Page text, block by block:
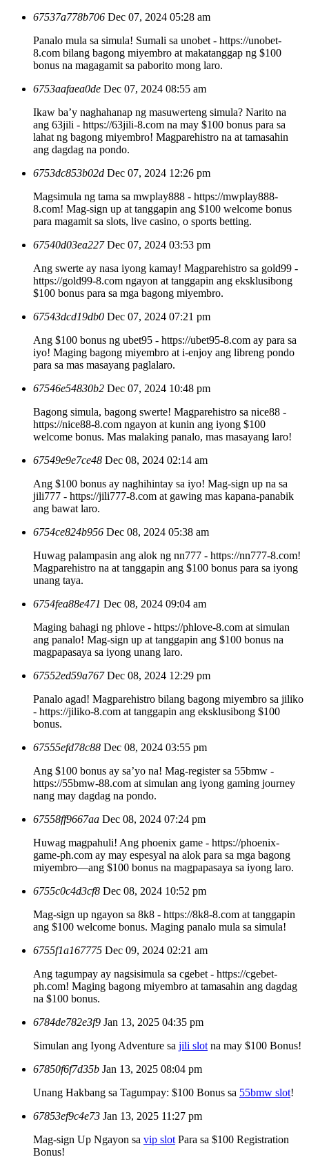
67537a778b706 Dec 07, 2024 05:28 am
Panalo mula sa simula! Sumali sa unobet - https://unobet-
8.com bilang bagong miyembro at makatanggap ng $100
bonus na magagamit sa paborito mong laro.
6753aafaea0de Dec 07, 2024 08:55 am
Ikaw ba’y naghahanap ng masuwerteng simula? Narito na
ang 63jili - https://63jili-8.com na may $100 bonus para sa
lahat ng bagong miyembro! Magparehistro na at tamasahin
ang dagdag na pondo.
6753dc853b02d Dec 07, 2024 12:26 pm
Magsimula ng tama sa mwplay888 - https://mwplay888-
8.com! Mag-sign up at tanggapin ang $100 welcome bonus
para magamit sa slots, live casino, o sports betting.
67540d03ea227 Dec 07, 2024 03:53 pm
Ang swerte ay nasa iyong kamay! Magparehistro sa gold99 -
https://gold99-8.com ngayon at tanggapin ang eksklusibong
$100 bonus para sa mga bagong miyembro.
67543dcd19db0 Dec 07, 2024 07:21 pm
Ang $100 bonus ng ubet95 - https://ubet95-8.com ay para sa
iyo! Maging bagong miyembro at i-enjoy ang libreng pondo
para sa mas masayang paglalaro.
67546e54830b2 Dec 07, 2024 10:48 pm
Bagong simula, bagong swerte! Magparehistro sa nice88 -
https://nice88-8.com ngayon at kunin ang iyong $100
welcome bonus. Mas malaking panalo, mas masayang laro!
67549e9e7ce48 Dec 08, 2024 02:14 am
Ang $100 bonus ay naghihintay sa iyo! Mag-sign up na sa
jili777 - https://jili777-8.com at gawing mas kapana-panabik
ang bawat laro.
6754ce824b956 Dec 08, 2024 05:38 am
Huwag palampasin ang alok ng nn777 - https://nn777-8.com!
Magparehistro na at tanggapin ang $100 bonus para sa iyong
unang taya.
6754fea88e471 Dec 08, 2024 09:04 am
Maging bahagi ng phlove - https://phlove-8.com at simulan
ang panalo! Mag-sign up at tanggapin ang $100 bonus na
magpapasaya sa iyong unang laro.
67552ed59a767 Dec 08, 2024 12:29 pm
Panalo agad! Magparehistro bilang bagong miyembro sa jiliko
- https://jiliko-8.com at tanggapin ang eksklusibong $100
bonus.
67555efd78c88 Dec 08, 2024 03:55 pm
Ang $100 bonus ay sa’yo na! Mag-register sa 55bmw -
https://55bmw-88.com at simulan ang iyong gaming journey
nang may dagdag na pondo.
67558ff9667aa Dec 08, 2024 07:24 pm
Huwag magpahuli! Ang phoenix game - https://phoenix-
game-ph.com ay may espesyal na alok para sa mga bagong
miyembro—ang $100 bonus na magpapasaya sa iyong laro.
6755c0c4d3cf8 Dec 08, 2024 10:52 pm
Mag-sign up ngayon sa 8k8 - https://8k8-8.com at tanggapin
ang $100 welcome bonus. Maging panalo mula sa simula!
6755f1a167775 Dec 09, 2024 02:21 am
Ang tagumpay ay nagsisimula sa cgebet - https://cgebet-
ph.com! Maging bagong miyembro at tamasahin ang dagdag
na $100 bonus.
6784de782e3f9 Jan 13, 2025 04:35 pm
Simulan ang Iyong Adventure sa jili slot na may $100 Bonus!
67850f6f7d35b Jan 13, 2025 08:04 pm
Unang Hakbang sa Tagumpay: $100 Bonus sa 55bmw slot!
67853ef9c4e73 Jan 13, 2025 11:27 pm
Mag-sign Up Ngayon sa vip slot Para sa $100 Registration
Bonus!